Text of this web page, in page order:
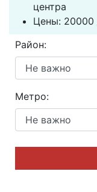
центра
Цены: 20000
Район:
Метро: